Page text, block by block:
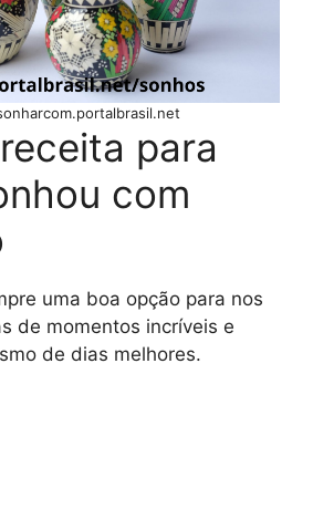
para
com
uma boa opção para nos
de momentos incríveis e
de dias melhores.